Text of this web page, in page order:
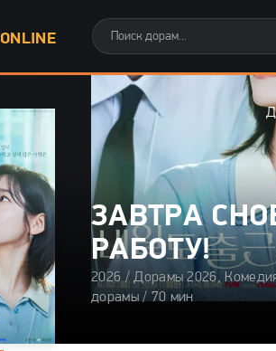
ONLINE
ЗАВТРА
РАБОТУ!
2026 / Дорамы 2026,
дорамы / 70 мин